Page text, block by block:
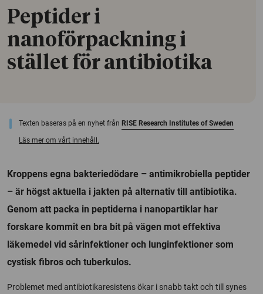
Peptider i
nanoförpackning i
stället för antibiotika
Texten baseras på en nyhet från RISE Research Institutes of Sweden
Läs mer om vårt innehåll.
Kroppens egna bakteriedödare – antimikrobiella peptider
– är högst aktuella i jakten på alternativ till antibiotika.
Genom att packa in peptiderna i nanopartiklar har
forskare kommit en bra bit på vägen mot effektiva
läkemedel vid sårinfektioner och lunginfektioner som
cystisk fibros och tuberkulos.
Problemet med antibiotikaresistens ökar i snabb takt och till synes